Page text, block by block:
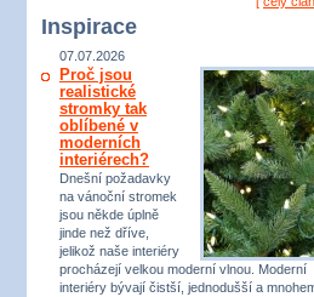
Inspirace
07.07.2026
Proč jsou
realistické
stromky tak
oblíbené v
moderních
interiérech?
Dnešní požadavky
na vánoční stromek
jsou někde úplně
jinde než dříve,
jelikož naše interiéry
procházejí velkou moderní vlnou. Moderní
interiéry bývají čistší, jednodušší a